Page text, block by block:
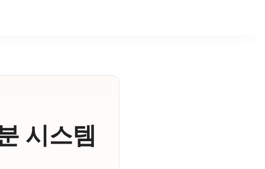
시스템